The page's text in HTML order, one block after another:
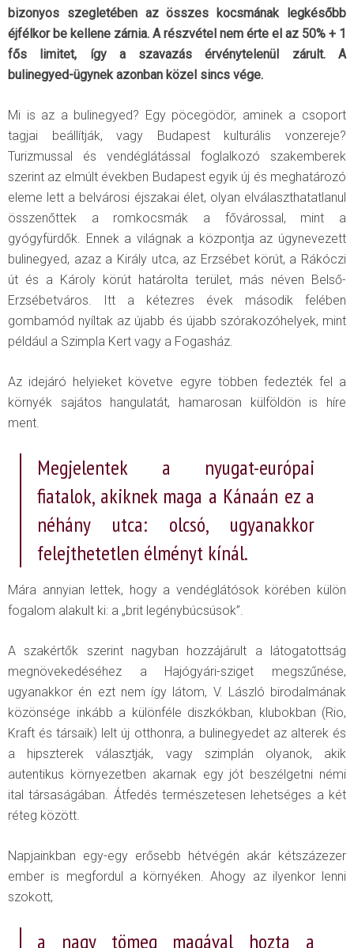
bizonyos szegletében az összes kocsmának legkésőbb
éjfélkor be kellene zárnia. A részvétel nem érte el az 50% + 1
fős limitet, így a szavazás érvénytelenül zárult. A
bulinegyed-ügynek azonban közel sincs vége.
Mi is az a bulinegyed? Egy pöcegödör, aminek a csoport
tagjai beállítják, vagy Budapest kulturális vonzereje?
Turizmussal és vendéglátással foglalkozó szakemberek
szerint az elmúlt években Budapest egyik új és meghatározó
eleme lett a belvárosi éjszakai élet, olyan elválaszthatatlanul
összenőttek a romkocsmák a fővárossal, mint a
gyógyfürdők. Ennek a világnak a központja az úgynevezett
bulinegyed, azaz a Király utca, az Erzsébet körút, a Rákóczi
út és a Károly körút határolta terület, más néven Belső-
Erzsébetváros. Itt a kétezres évek második felében
gombamód nyíltak az újabb és újabb szórakozóhelyek, mint
például a Szimpla Kert vagy a Fogasház.
Az idejáró helyieket követve egyre többen fedezték fel a
környék sajátos hangulatát, hamarosan külföldön is híre
ment.
Megjelentek a nyugat-európai
fiatalok, akiknek maga a Kánaán ez a
néhány utca: olcsó, ugyanakkor
felejthetetlen élményt kínál.
Mára annyian lettek, hogy a vendéglátósok körében külön
fogalom alakult ki: a „brit legénybúcsúsok”.
A szakértők szerint nagyban hozzájárult a látogatottság
megnövekedéséhez a Hajógyári-sziget megszűnése,
ugyanakkor én ezt nem így látom, V. László birodalmának
közönsége inkább a különféle diszkókban, klubokban (Rio,
Kraft és társaik) lelt új otthonra, a bulinegyedet az alterek és
a hipszterek választják, vagy szimplán olyanok, akik
autentikus környezetben akarnak egy jót beszélgetni némi
ital társaságában. Átfedés természetesen lehetséges a két
réteg között.
Napjainkban egy-egy erősebb hétvégén akár kétszázezer
ember is megfordul a környéken. Ahogy az ilyenkor lenni
szokott,
a nagy tömeg magával hozta a